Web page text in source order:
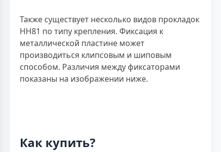
Также существует несколько видов прокладок
HH81 по типу крепления. Фиксация к
металлической пластине может
производиться клипсовым и шиповым
способом. Различия между фиксаторами
показаны на изображении ниже.
Как купить?